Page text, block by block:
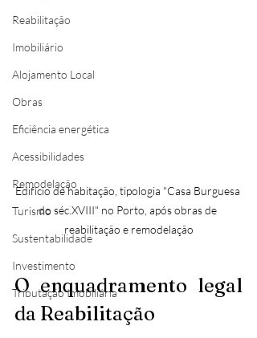
Reabilitação
Imobiliário
Alojamento Local
Obras
Eficiência energética
Acessibilidades
Remodelação
Turismo
Sustentabilidade
Investimento
Tributação Imobiliária
Edifício de habitação, tipologia "Casa Burguesa
do séc.XVIII" no Porto, após obras de
reabilitação e remodelação
O enquadramento legal
da Reabilitação